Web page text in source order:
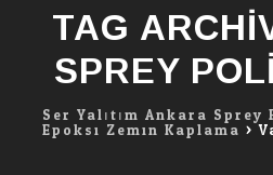
TAG
SPREY
Ser Yalıtım Ankara
Epoksi Zemin Kaplama >